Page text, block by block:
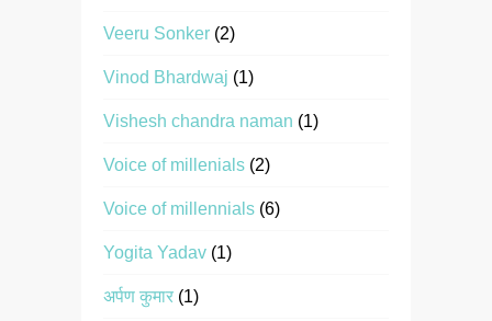
Veeru Sonker (2)
Vinod Bhardwaj (1)
Vishesh chandra naman (1)
Voice of millenials (2)
Voice of millennials (6)
Yogita Yadav (1)
अर्पण कुमार (1)